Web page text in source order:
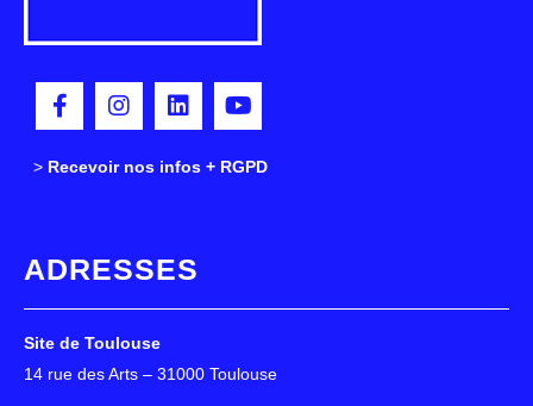
> Recevoir nos infos + RGPD
ADRESSES
Site de Toulouse
14 rue des Arts – 31000 Toulouse